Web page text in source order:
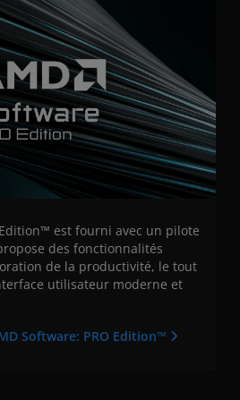
est fourni avec un pilote
des fonctionnalités
de la productivité, le tout
utilisateur moderne et
Software: PRO Edition™